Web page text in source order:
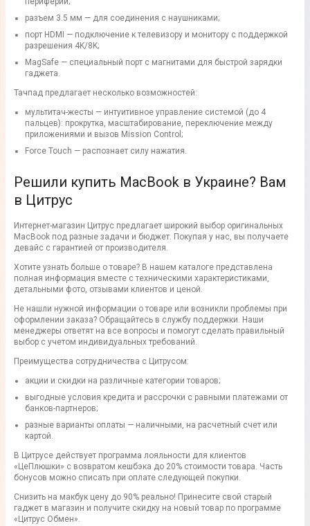
разъем 3.5 мм — для соединения с наушниками;
порт HDMI — подключение к телевизору и монитору с поддержкой
разрешения 4K/8K;
MagSafe — специальный порт с магнитами для быстрой зарядки
гаджета.
Тачпад предлагает несколько возможностей:
мультитач-жесты — интуитивное управление системой (до 4
пальцев): прокрутка, масштабирование, переключение между
приложениями и вызов Mission Control;
Force Touch — распознает силу нажатия.
Решили купить MacBook в Украине? Вам
в Цитрус
Интернет-магазин Цитрус предлагает широкий выбор оригинальных
MacBook под разные задачи и бюджет. Покупая у нас, вы получаете
девайс с гарантией от производителя.
Хотите узнать больше о товаре? В нашем каталоге представлена
полная информация вместе с техническими характеристиками,
детальными фото, отзывами клиентов и ценой.
Не нашли нужной информации о товаре или возникли проблемы при
оформлении заказа? Обращайтесь в службу поддержки. Наши
менеджеры ответят на все вопросы и помогут сделать правильный
выбор с учетом индивидуальных требований.
Преимущества сотрудничества с Цитрусом:
акции и скидки на различные категории товаров;
выгодные условия кредита и рассрочки с равными платежами от
банков-партнеров;
разные варианты оплаты — наличными, на расчетный счет или
картой.
В Цитрусе действует программа лояльности для клиентов
«ЦеПлюшки» с возвратом кешбэка до 20% стоимости товара. Часть
бонусов можно списать при оплате следующей покупки.
Снизить на макбук цену до 90% реально! Принесите свой старый
гаджет в магазин и получите скидку на новый товар по программе
«Цитрус Обмен».